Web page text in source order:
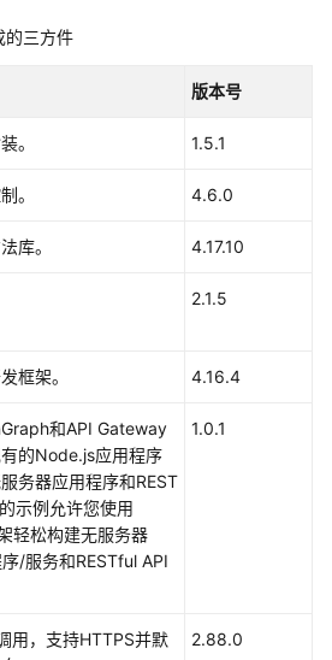
的三方件
版本号
。 1.5.1
。 4.6.0
库。 4.17.10
2.1.5
框架。 4.16.4
和API Gateway
的Node.js应用程序
务器应用程序和REST
示例允许您使用
轻松构建无服务器
/服务和RESTful API
1.0.1
用，支持HTTPS并默
2.88.0